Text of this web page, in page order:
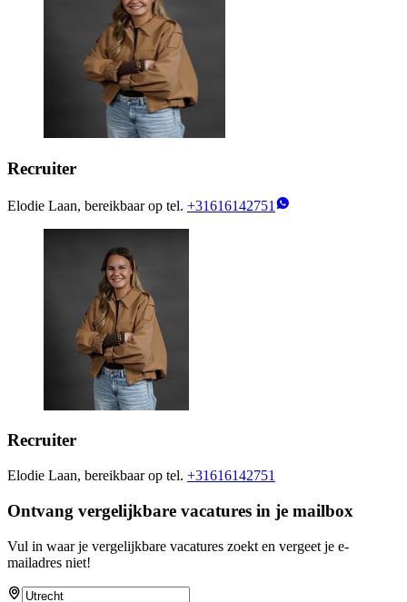
Recruiter
Elodie Laan, bereikbaar op tel. +31616142751
Recruiter
Elodie Laan, bereikbaar op tel. +31616142751
Ontvang vergelijkbare vacatures in je mailbox
Vul in waar je vergelijkbare vacatures zoekt en vergeet je e-
mailadres niet!